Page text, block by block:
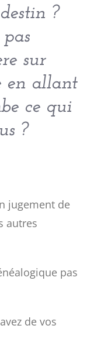
?
sur
en allant
ce qui
?
jugement de
autres
pas
de vos